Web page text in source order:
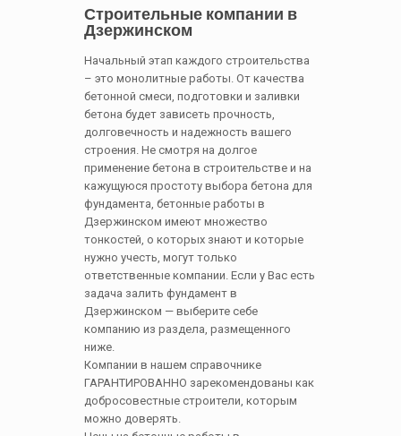
Строительные компании в
Дзержинском
Начальный этап каждого строительства
– это монолитные работы. От качества
бетонной смеси, подготовки и заливки
бетона будет зависеть прочность,
долговечность и надежность вашего
строения. Не смотря на долгое
применение бетона в строительстве и на
кажущуюся простоту выбора бетона для
фундамента, бетонные работы в
Дзержинском имеют множество
тонкостей, о которых знают и которые
нужно учесть, могут только
ответственные компании. Если у Вас есть
задача залить фундамент в
Дзержинском — выберите себе
компанию из раздела, размещенного
ниже.
Компании в нашем справочнике
ГАРАНТИРОВАННО зарекомендованы как
добросовестные строители, которым
можно доверять.